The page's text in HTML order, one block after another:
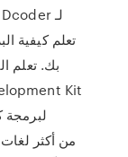
بك. تعلم